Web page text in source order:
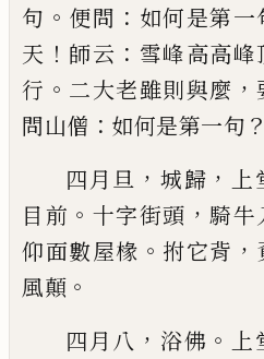
句 。 便問 ： 如何是第一
天 ！ 師云 ： 雪峰高高峰
行 。 二大老雖則與麼 ，
問山僧 ： 如何是第一句 ？
四月旦 ， 城歸 ，
目前 。 十字街頭 ，騎牛
仰面數屋椽 。 拊它背 ，
風顛 。
四月八 ， 浴佛 。